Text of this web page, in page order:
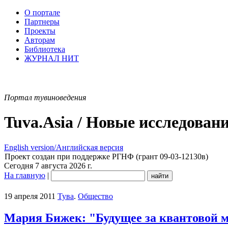
О портале
Партнеры
Проекты
Авторам
Библиотека
ЖУРНАЛ НИТ
Портал тувиноведения
Tuva.Asia / Новые
English version/Английская версия
Проект создан при поддержке РГНФ (грант 09-03-12130в)
Сегодня 7 августа 2026 г.
На главную |
19 апреля 2011 Тува. Общество
Мария Бижек: "Будущее за квантовой